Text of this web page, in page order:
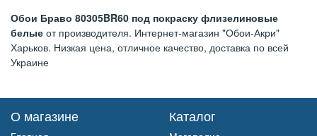
Обои Браво 80305BR60 под покраску флизелиновые
белые от производителя. Интернет-магазин "Обои-Акри"
Харьков. Низкая цена, отличное качество, доставка по всей
Украине
О магазине Каталог